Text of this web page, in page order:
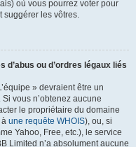
où vous pourrez voter pour
suggérer les vôtres.
ou d’ordres légaux liés
» devraient être un
vous n’obtenez aucune
le propriétaire du domaine
à une requête WHOIS), ou, si
Yahoo, Free, etc.), le service
Limited n’a absolument aucune